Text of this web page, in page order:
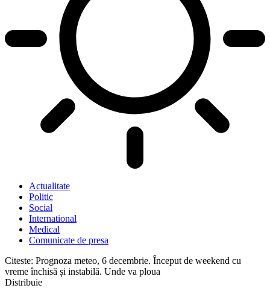
Actualitate
Politic
Social
International
Medical
Comunicate de presa
Citeste: Prognoza meteo, 6 decembrie. Început de weekend cu
vreme închisă și instabilă. Unde va ploua
Distribuie